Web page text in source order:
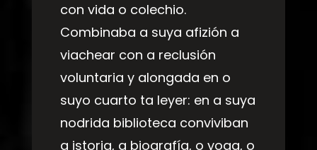
con vida o colechio.
Combinaba a suya afizión a
viachear con a reclusión
voluntaria y alongada en o
suyo cuarto ta leyer: en a suya
nodrida biblioteca conviviban
a istoria, a biografía, o yoga, o